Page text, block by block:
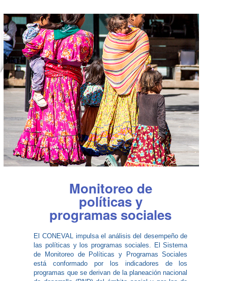
Monitoreo de
políticas y
programas sociales
El CONEVAL impulsa el análisis del desempeño de
las políticas y los programas sociales. El Sistema
de Monitoreo de Políticas y Programas Sociales
está conformado por los indicadores de los
programas que se derivan de la planeación nacional